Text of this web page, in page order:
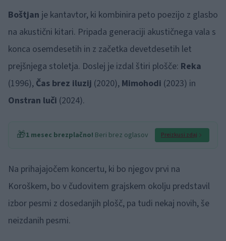
Boštjan je kantavtor, ki kombinira peto poezijo z glasbo
na akustični kitari. Pripada generaciji akustičnega vala s
konca osemdesetih in z začetka devetdesetih let
prejšnjega stoletja. Doslej je izdal štiri plošče: Reka
(1996), Čas brez iluzij (2020), Mimohodi (2023) in
Onstran luči (2024).
🎁1 mesec brezplačno! Beri brez oglasov Preizkusi zdaj
Na prihajajočem koncertu, ki bo njegov prvi na
Koroškem, bo v čudovitem grajskem okolju predstavil
izbor pesmi z dosedanjih plošč, pa tudi nekaj novih, še
neizdanih pesmi.